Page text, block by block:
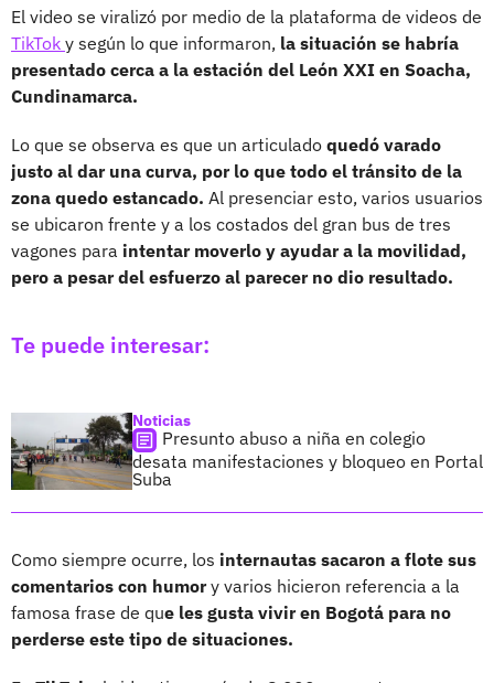
El video se viralizó por medio de la plataforma de videos de
TikTok y según lo que informaron, la situación se habría
presentado cerca a la estación del León XXI en Soacha,
Cundinamarca.
Lo que se observa es que un articulado quedó varado
justo al dar una curva, por lo que todo el tránsito de la
zona quedo estancado. Al presenciar esto, varios usuarios
se ubicaron frente y a los costados del gran bus de tres
vagones para intentar moverlo y ayudar a la movilidad,
pero a pesar del esfuerzo al parecer no dio resultado.
Te puede interesar:
Noticias
Presunto abuso a niña en colegio
desata manifestaciones y bloqueo en Portal
Suba
Como siempre ocurre, los internautas sacaron a flote sus
comentarios con humory varios hicieron referencia a la
famosa frase de que les gusta vivir en Bogotá para no
perderse este tipo de situaciones.